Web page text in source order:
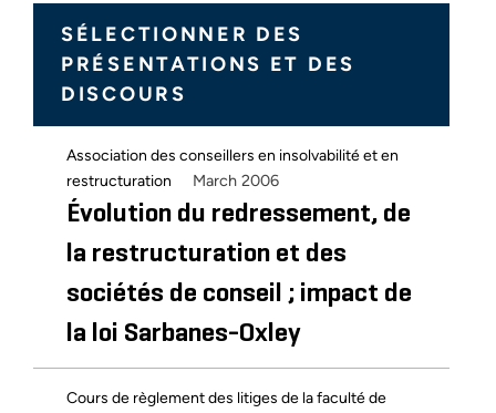
SÉLECTIONNER DES
PRÉSENTATIONS ET DES
DISCOURS
Association des conseillers en insolvabilité et en
restructuration
March 2006
Évolution du redressement, de
la restructuration et des
sociétés de conseil ; impact de
la loi Sarbanes-Oxley
Cours de règlement des litiges de la faculté de